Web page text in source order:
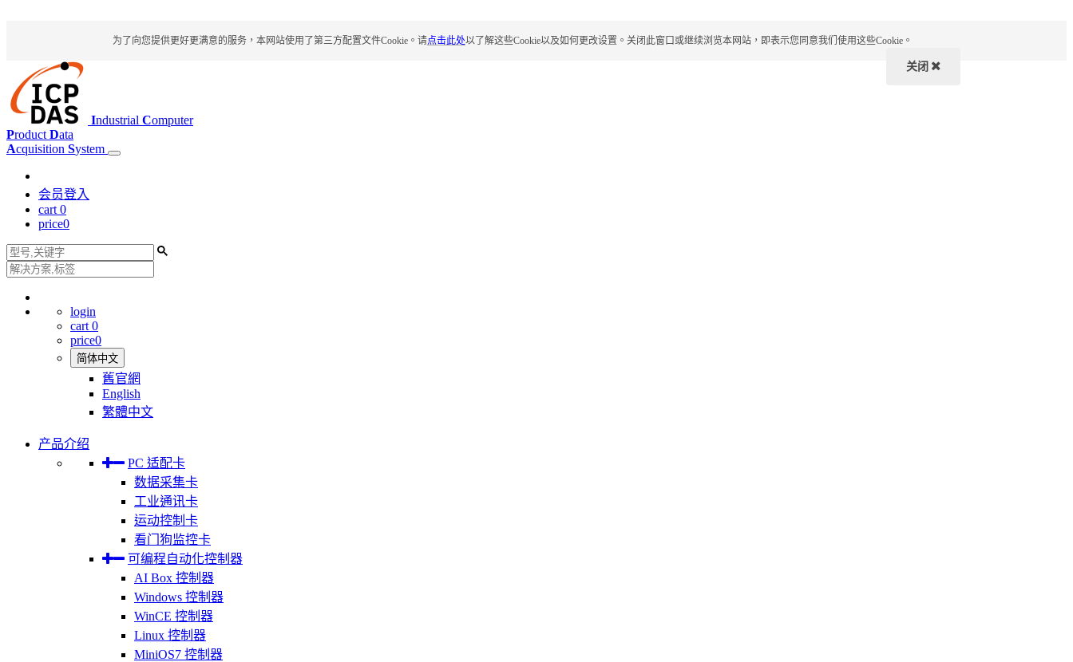
为了向您提供更好更满意的服务，本网站使用了第三方配置文件Cookie。请点击此处以了解这些Cookie以及如何更改设置。关闭此窗口或继续浏览本网站，即表示您同意我们使用这些Cookie。
关闭
Industrial Computer
Product Data
Acquisition System
会员登入
cart 0
price0
login
cart 0
price0
简体中文
舊官網
English
繁體中文
产品介绍
PC 适配卡
数据采集卡
工业通讯卡
运动控制卡
看门狗监控卡
可编程自动化控制器
AI Box 控制器
Windows 控制器
WinCE 控制器
Linux 控制器
MiniOS7 控制器